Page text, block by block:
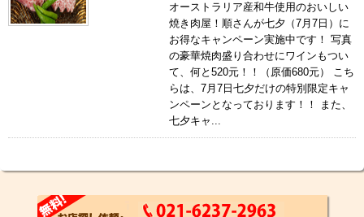
オーストラリア産和牛使用のおいしい
焼き肉屋！順さんが七夕（7月7日）に
お得なキャンペーン実施中です！ 写真
の豪華焼肉盛り合わせにワインもつい
て、何と520元！！（原価680元） こち
らは、7月7日七夕だけの特別限定キャ
ンペーンとなっております！！ また、
七夕キャ...